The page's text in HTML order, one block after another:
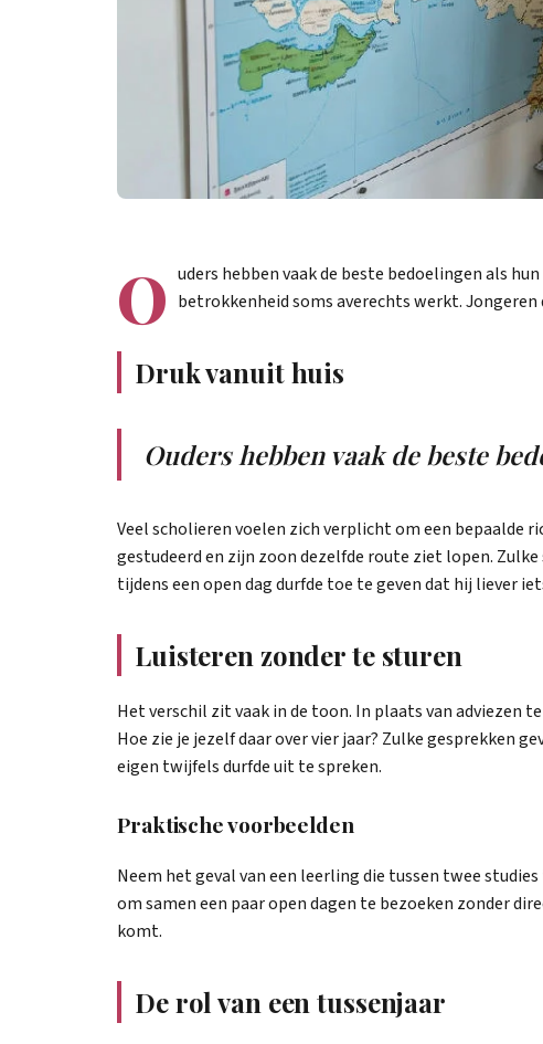
O uders hebben vaak de beste bedoelingen als
betrokkenheid soms averechts werkt.
Druk vanuit huis
Ouders hebben vaak de beste
Veel scholieren voelen zich verplicht om een bepaalde
gestudeerd en zijn zoon dezelfde route ziet lopen.
tijdens een open dag durfde toe te geven dat hij liever
Luisteren zonder te sturen
Het verschil zit vaak in de toon. In plaats van adviezen
Hoe zie je jezelf daar over vier jaar? Zulke gesprekken
eigen twijfels durfde uit te spreken.
Praktische voorbeelden
Neem het geval van een leerling die tussen twee
om samen een paar open dagen te bezoeken zonder
komt.
De rol van een tussenjaar